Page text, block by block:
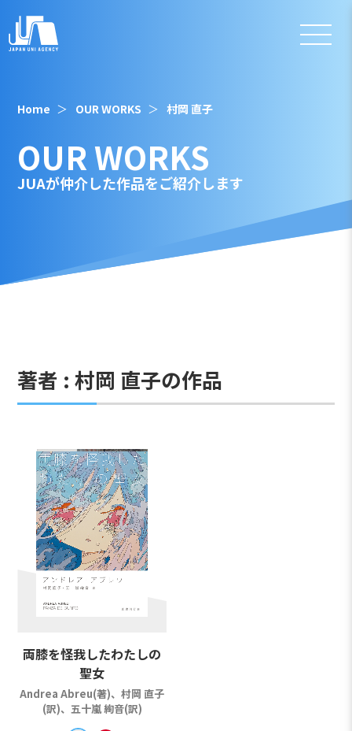
Home OUR WORKS 村岡 直子
OUR WORKS
JUAが仲介した作品をご紹介します
著者 : 村岡 直子の作品
両膝を怪我したわたしの
聖女
Andrea Abreu(著)、村岡 直子
(訳)、五十嵐 絢音(訳)